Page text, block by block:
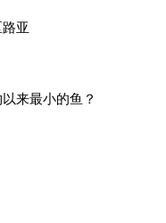
亚
来最小的鱼？